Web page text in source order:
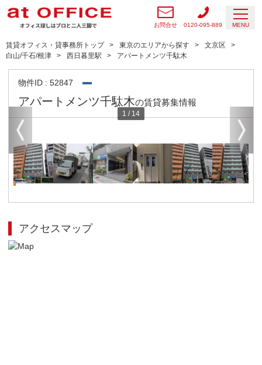
お問合せ 0120-095-889 MENU
賃貸オフィス・貸事務所トップ 東京のエリアから探す
文京区
白山/千石/根津
西日暮里駅 アパートメンツ千駄木
物件ID : 52847
アパートメンツ千駄木の賃貸募集情報
1 / 14
アクセスマップ